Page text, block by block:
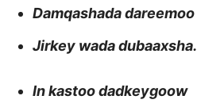
Damqashada dareemoo
Jirkey wada dubaaxsha.
In kastoo dadkeygoow